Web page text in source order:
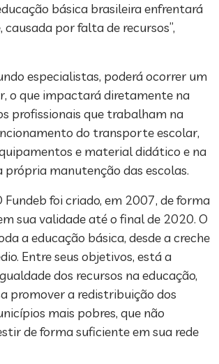
básica brasileira enfrentará
causada por falta de recursos”,
especialistas, poderá ocorrer um
o que impactará diretamente na
profissionais que trabalham na
do transporte escolar,
e material didático e na
própria manutenção das escolas.
Fundeb foi criado, em 2007, de forma
sua validade até o final de 2020. O
a educação básica, desde a creche
Entre seus objetivos, está a
dos recursos na educação,
promover a redistribuição dos
mais pobres, que não
de forma suficiente em sua rede